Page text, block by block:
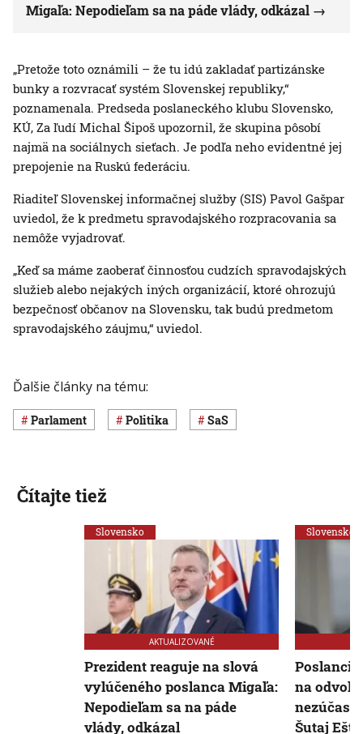
Migaľa: Nepodieľam sa na páde vlády, odkázal
„Pretože toto oznámili – že tu idú zakladať partizánske
bunky a rozvracať systém Slovenskej republiky,“
poznamenala. Predseda poslaneckého klubu Slovensko,
KÚ, Za ľudí Michal Šipoš upozornil, že skupina pôsobí
najmä na sociálnych sieťach. Je podľa neho evidentné jej
prepojenie na Ruskú federáciu.
Riaditeľ Slovenskej informačnej služby (SIS) Pavol Gašpar
uviedol, že k predmetu spravodajského rozpracovania sa
nemôže vyjadrovať.
„Keď sa máme zaoberať činnosťou cudzích spravodajských
služieb alebo nejakých iných organizácií, ktoré ohrozujú
bezpečnosť občanov na Slovensku, tak budú predmetom
spravodajského záujmu,“ uviedol.
Ďalšie články na tému:
Parlament Politika SaS
Čítajte tiež
Slovensko
AKTUALIZOVANÉ
Prezident reaguje na slová
vylúčeného poslanca Migaľa:
Nepodieľam sa na páde
vlády, odkázal
Slovensko
Poslanci
na
Šutaj